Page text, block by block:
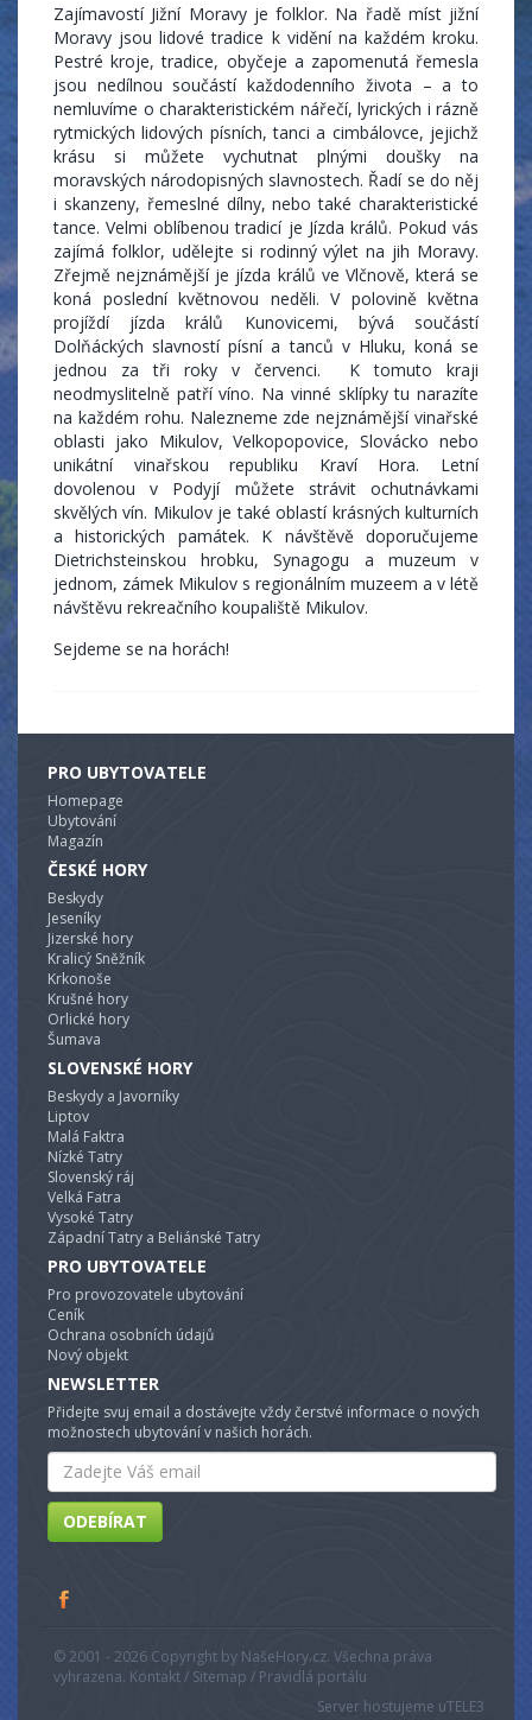
Zajímavostí Jižní Moravy je folklor. Na řadě míst jižní
Moravy jsou lidové tradice k vidění na každém kroku.
Pestré kroje, tradice, obyčeje a zapomenutá řemesla
jsou nedílnou součástí každodenního života – a to
nemluvíme o charakteristickém nářečí, lyrických i rázně
rytmických lidových písních, tanci a cimbálovce, jejichž
krásu si můžete vychutnat plnými doušky na
moravských národopisných slavnostech. Řadí se do něj
i skanzeny, řemeslné dílny, nebo také charakteristické
tance. Velmi oblíbenou tradicí je Jízda králů. Pokud vás
zajímá folklor, udělejte si rodinný výlet na jih Moravy.
Zřejmě nejznámější je jízda králů ve Vlčnově, která se
koná poslední květnovou neděli. V polovině května
projíždí jízda králů Kunovicemi, bývá součástí
Dolňáckých slavností písní a tanců v Hluku, koná se
jednou za tři roky v červenci. K tomuto kraji
neodmyslitelně patří víno. Na vinné sklípky tu narazíte
na každém rohu. Nalezneme zde nejznámější vinařské
oblasti jako Mikulov, Velkopopovice, Slovácko nebo
unikátní vinařskou republiku Kraví Hora. Letní
dovolenou v Podyjí můžete strávit ochutnávkami
skvělých vín. Mikulov je také oblastí krásných kulturních
a historických památek. K návštěvě doporučujeme
Dietrichsteinskou hrobku, Synagogu a muzeum v
jednom, zámek Mikulov s regionálním muzeem a v létě
návštěvu rekreačního koupaliště Mikulov.
Sejdeme se na horách!
PRO UBYTOVATELE
Homepage
Ubytování
Magazín
ČESKÉ HORY
Beskydy
Jeseníky
Jizerské hory
Kralicý Sněžník
Krkonoše
Krušné hory
Orlické hory
Šumava
SLOVENSKÉ HORY
Beskydy a Javorníky
Liptov
Malá Faktra
Nízké Tatry
Slovenský ráj
Velká Fatra
Vysoké Tatry
Západní Tatry a Beliánské Tatry
PRO UBYTOVATELE
Pro provozovatele ubytování
Ceník
Ochrana osobních údajů
Nový objekt
NEWSLETTER
Přidejte svuj email a dostávejte vždy čerstvé informace o nových
možnostech ubytování v našich horách.
Email
ODEBÍRAT
© 2001 - 2026 Copyright by NašeHory.cz. Všechna práva
vyhrazena. Kontakt / Sitemap / Pravidlá portálu
Server hostujeme uTELE3